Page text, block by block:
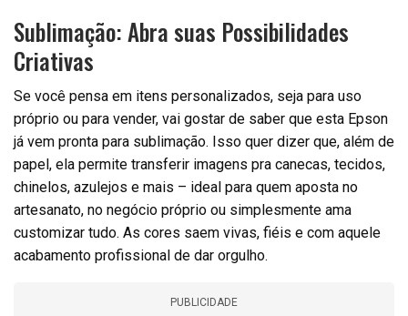
Sublimação: Abra suas Possibilidades
Criativas
Se você pensa em itens personalizados, seja para uso
próprio ou para vender, vai gostar de saber que esta Epson
já vem pronta para sublimação. Isso quer dizer que, além de
papel, ela permite transferir imagens pra canecas, tecidos,
chinelos, azulejos e mais – ideal para quem aposta no
artesanato, no negócio próprio ou simplesmente ama
customizar tudo. As cores saem vivas, fiéis e com aquele
acabamento profissional de dar orgulho.
PUBLICIDADE